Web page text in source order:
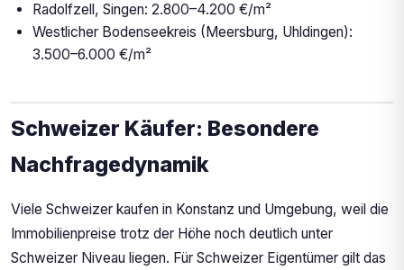
Radolfzell, Singen: 2.800–4.200 €/m²
Westlicher Bodenseekreis (Meersburg, Uhldingen):
3.500–6.000 €/m²
Schweizer Käufer: Besondere
Nachfragedynamik
Viele Schweizer kaufen in Konstanz und Umgebung, weil die
Immobilienpreise trotz der Höhe noch deutlich unter
Schweizer Niveau liegen. Für Schweizer Eigentümer gilt das